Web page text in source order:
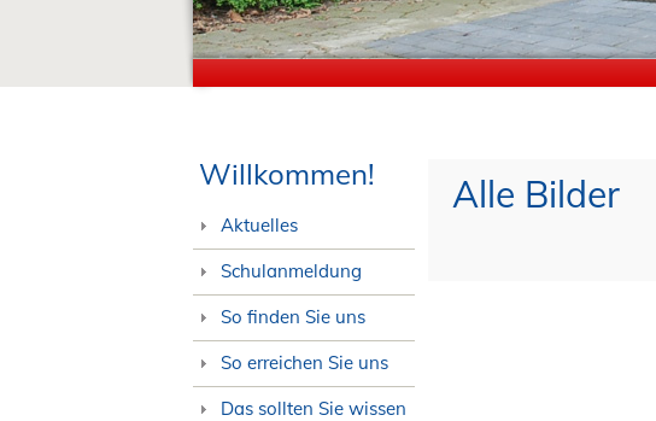
Willkommen!
Aktuelles
Schulanmeldung
So finden Sie uns
So erreichen Sie uns
Das sollten Sie wissen
Alle Bilder